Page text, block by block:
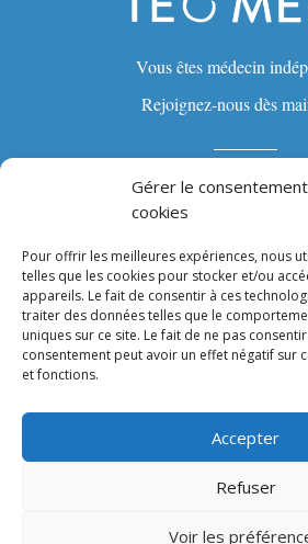
Gérer le
cookies
Pour offrir les meilleures expériences, nous
telles que les cookies pour stocker et/ou
appareils. Le fait de consentir à ces
traiter des données telles que le
uniques sur ce site. Le fait de ne pas
consentement peut avoir un effet négatif sur
et fonctions.
Accepter
Refuser
Voir les
Vous êtes médecin
Rejoignez-nous dès
Médecins &
Offre de soins
Contact
Suivez-nous
Termes & conditions